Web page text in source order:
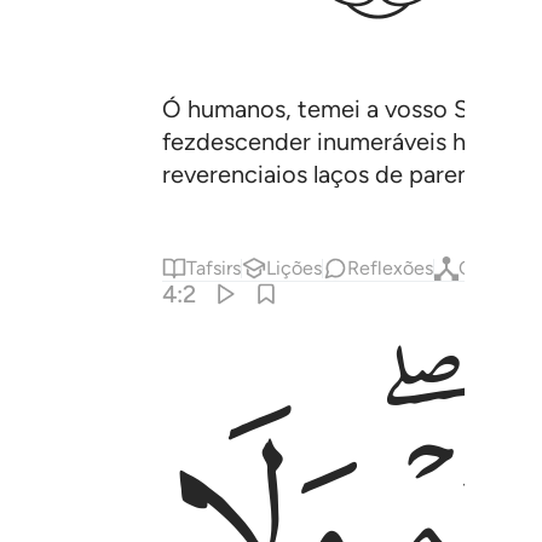
Ó humanos, temei a vosso
fezdescender inumeráveis
reverenciaios laços de
Tafsirs Lições Reflexões Qiraat
4:2